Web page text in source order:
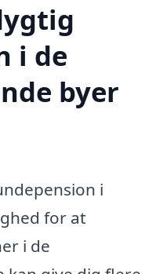
i de
byer
i
for at
i de